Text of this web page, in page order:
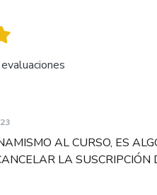
AL CURSO, ES
LA